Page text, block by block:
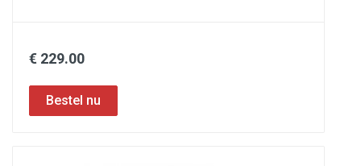
€ 229.00